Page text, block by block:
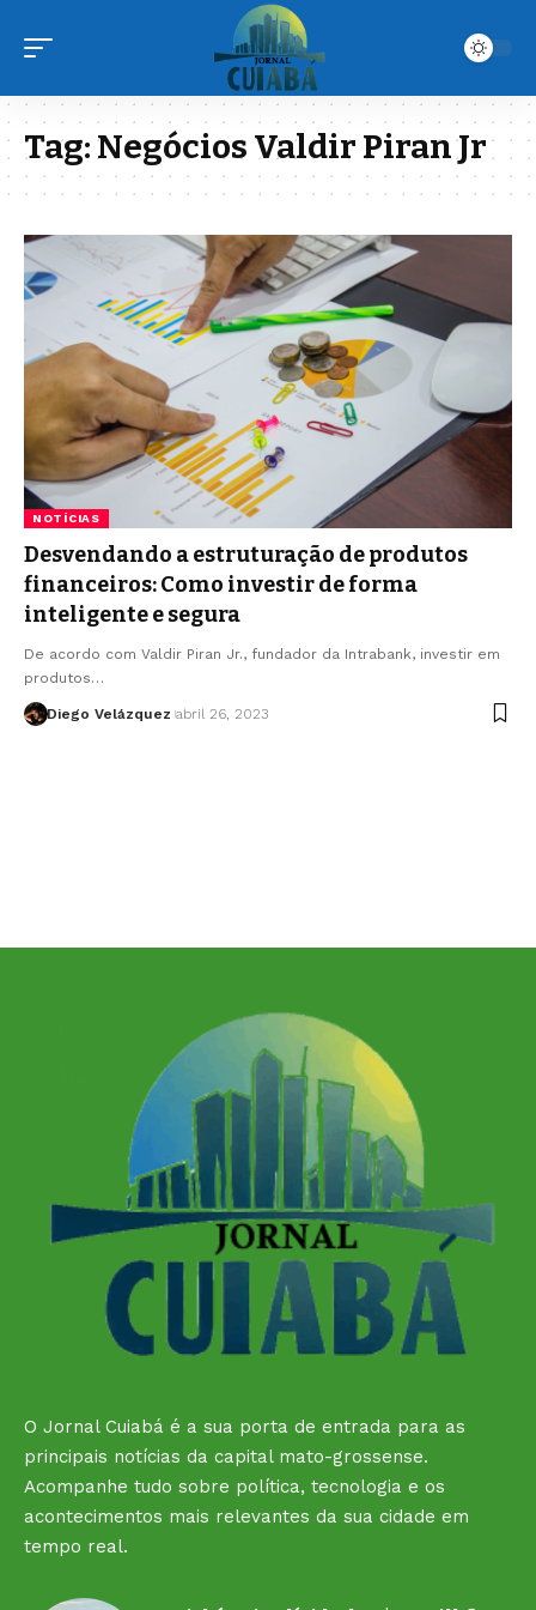
Tag:Negócios Valdir Piran Jr
NOTÍCIAS
Desvendando a estruturação de produtos
financeiros: Como investir de forma
inteligente e segura
De acordo com Valdir Piran Jr., fundador da Intrabank, investir em
produtos…
Diego Velázquez abril 26, 2023
O Jornal Cuiabá é a sua porta de entrada para as
principais notícias da capital mato-grossense.
Acompanhe tudo sobre política, tecnologia e os
acontecimentos mais relevantes da sua cidade em
tempo real.